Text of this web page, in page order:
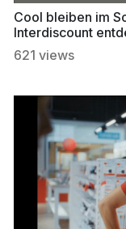
Cool bleiben im
Interdiscount
621 views